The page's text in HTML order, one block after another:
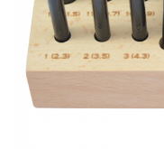
Ceasuri Daniel Klein
Ceasuri Lorus
Ceasuri Q&Q
Ceasuri Reflex
Pensete
Perii
Scule de Mana
Turnare, Lipire, Finisare
Scule Speciale
Suporti de Lucru
Surubelnite fine
Truse / Kituri Ceasornicar